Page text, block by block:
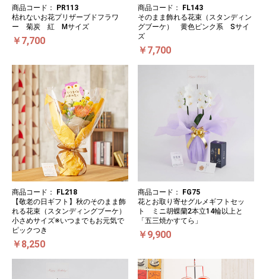
商品コード：
PR113
枯れないお花プリザーブドフラワ
ー 菊炭 紅 Mサイズ
￥7,700
商品コード：
FL143
そのまま飾れる花束（スタンディン
グブーケ） 黄色ピンク系 Sサイ
ズ
￥7,700
商品コード：
FL218
【敬老の日ギフト】秋のそのまま飾
れる花束（スタンディングブーケ）
小さめサイズ※いつまでもお元気で
ピックつき
￥8,250
商品コード：
FG75
花とお取り寄せグルメギフトセッ
ト ミニ胡蝶蘭2本立14輪以上と
「五三焼かすてら」
￥9,900